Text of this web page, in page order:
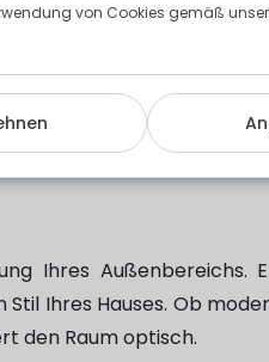
Garten in einen
erhöht den
ohne das Gefühl zu
Ihres Außenbereichs.
Ihres Hauses. Ob
den Raum optisch.
von Cookies gemäß